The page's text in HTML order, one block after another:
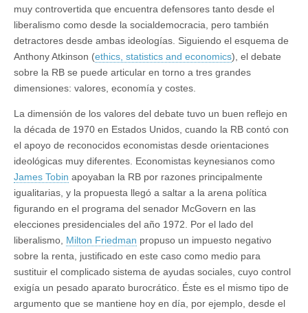
muy controvertida que encuentra defensores tanto desde el
liberalismo como desde la socialdemocracia, pero también
detractores desde ambas ideologías. Siguiendo el esquema de
Anthony Atkinson (ethics, statistics and economics), el debate
sobre la RB se puede articular en torno a tres grandes
dimensiones: valores, economía y costes.
La dimensión de los valores del debate tuvo un buen reflejo en
la década de 1970 en Estados Unidos, cuando la RB contó con
el apoyo de reconocidos economistas desde orientaciones
ideológicas muy diferentes. Economistas keynesianos como
James Tobin apoyaban la RB por razones principal­mente
igualitarias, y la propuesta llegó a saltar a la arena políti­ca
figurando en el programa del senador McGovern en las
elecciones presidenciales del año 1972. Por el lado del
liberalismo, Milton Friedman propuso un impuesto negativo
sobre la renta, justificado en este caso como medio para
sustituir el complicado sistema de ayudas sociales, cuyo control
exigía un pesado aparato burocrático. Éste es el mismo tipo de
argumento que se mantiene hoy en día, por ejemplo, desde el